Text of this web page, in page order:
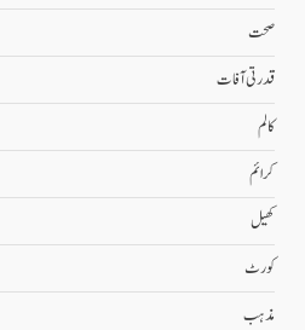
صحت
قدرتی آفات
کالم
کرائم
کھیل
کورٹ
مذہب